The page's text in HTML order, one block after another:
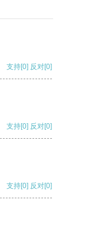
支持[0] 反对[0]
支持[0] 反对[0]
支持[0] 反对[0]